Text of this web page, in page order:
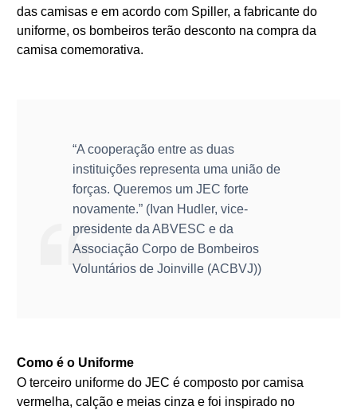
das camisas e em acordo com Spiller, a fabricante do
uniforme, os bombeiros terão desconto na compra da
camisa comemorativa.
“A cooperação entre as duas
instituições representa uma união de
forças. Queremos um JEC forte
novamente.” (Ivan Hudler, vice-
presidente da ABVESC e da
Associação Corpo de Bombeiros
Voluntários de Joinville (ACBVJ))
Como é o Uniforme
O terceiro uniforme do JEC é composto por camisa
vermelha, calção e meias cinza e foi inspirado no